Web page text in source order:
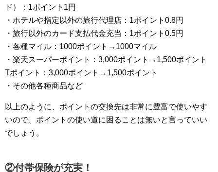
ド）：1ポイント1円
・ホテルや指定以外の旅行代理店：1ポイント0.8円
・旅行以外のカード支払代金充当：1ポイント0.5円
・各種マイル：1000ポイント→1000マイル
・楽天スーパーポイント：3,000ポイント→1,500ポイント
Tポイント：3,000ポイント→1,500ポイント
・その他各種商品など
以上のように、ポイントの交換先は非常に豊富で使いやす
いので、ポイントの使い道に困ることは無いと言っていい
でしょう。
②付帯保険が充実！